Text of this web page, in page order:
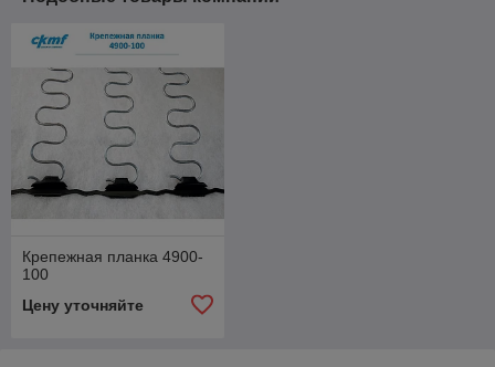
Крепежная планка 4900-
100
Цену уточняйте